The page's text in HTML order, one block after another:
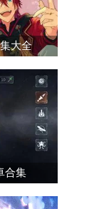
大全
合集